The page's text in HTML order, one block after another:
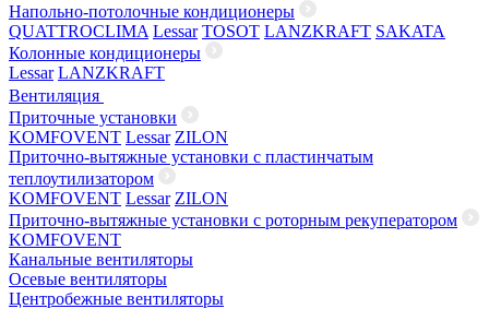
Напольно-потолочные кондиционеры
QUATTROCLIMA Lessar TOSOT LANZKRAFT SAKATA
Колонные кондиционеры
Lessar LANZKRAFT
Вентиляция
Приточные установки
KOMFOVENT Lessar ZILON
Приточно-вытяжные установки с пластинчатым
теплоутилизатором
KOMFOVENT Lessar ZILON
Приточно-вытяжные установки с роторным рекуператором
KOMFOVENT
Канальные вентиляторы
Осевые вентиляторы
Центробежные вентиляторы